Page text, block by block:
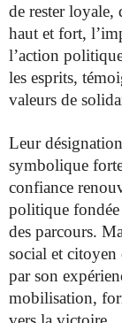
de rester loyale,
haut et fort,
l’action
les esprits,
valeurs de
Leur
symbolique
confiance
politique fondée
des parcours.
social et
par son
mobilisation,